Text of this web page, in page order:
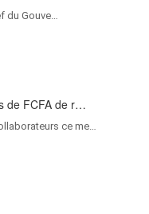
du Gouve…
de FCFA de r…
ce me…